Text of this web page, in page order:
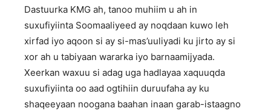
Dastuurka KMG ah, tanoo muhiim u ah in
suxufiyiinta Soomaaliyeed ay noqdaan kuwo leh
xirfad iyo aqoon si ay si-mas’uuliyadi ku jirto ay si
xor ah u tabiyaan wararka iyo barnaamijyada.
Xeerkan waxuu si adag uga hadlayaa xaquuqda
suxufiyiinta oo aad ogtihiin duruufaha ay ku
shaqeeyaan noogana baahan inaan garab-istaagno